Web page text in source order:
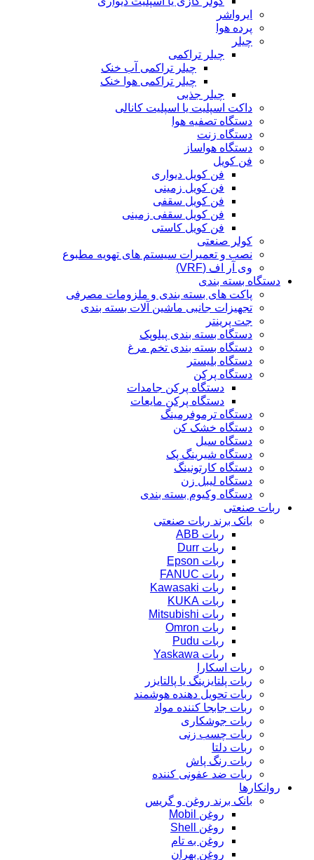
ایرواشر
پرده هوا
چیلر
چیلر تراکمی
چیلر تراکمی آب خنک
چیلر تراکمی هوا خنک
چیلر جذبی
داکت اسپلیت یا اسپلیت کانالی
دستگاه تصفیه هوا
دستگاه زنت
دستگاه هواساز
فن کویل
فن کویل دیواری
فن کویل زمینی
فن کویل سقفی
فن کویل سقفی زمینی
فن کویل کاستی
کولر صنعتی
نصب و تعمیرات سیستم های تهویه مطبوع
وی آر اف (VRF)
دستگاه بسته بندی
پاکت های بسته بندی و ملزومات مصرفی
تجهیزات جانبی ماشین آلات بسته بندی
جت پرینتر
دستگاه بسته بندی پیلوپک
دستگاه بسته بندی تخم مرغ
دستگاه بلیستر
دستگاه پرکن
دستگاه پرکن جامدات
دستگاه پرکن مایعات
دستگاه ترموفرمینگ
دستگاه خشک کن
دستگاه سیل
دستگاه شیرینگ پک
دستگاه کارتونینگ
دستگاه لیبل زن
دستگاه وکیوم بسته بندی
ربات صنعتی
بانک برند ربات صنعتی
ربات ABB
ربات Durr
ربات Epson
ربات FANUC
ربات Kawasaki
ربات KUKA
ربات Mitsubishi
ربات Omron
ربات Pudu
ربات Yaskawa
ربات اسکارا
ربات پلتایزینگ یا پالتایزر
ربات تحویل دهنده هوشمند
ربات جابجا کننده مواد
ربات جوشکاری
ربات چسب زنی
ربات دلتا
ربات رنگ پاش
ربات ضد عفونی کننده
روانکارها
بانک برند روغن و گریس
روغن Mobil
روغن Shell
روغن به تام
روغن بهران